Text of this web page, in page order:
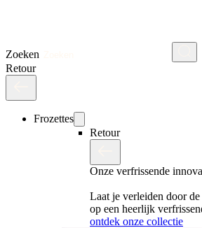
Zoeken
Retour
Frozettes
Retour
Onze verfrissende
Laat je verleiden door
op een heerlijk
ontdek onze collectie